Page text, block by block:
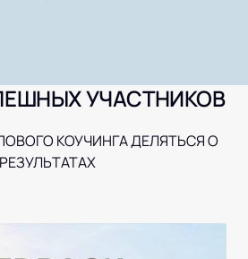
ОТЗЫВЫ УСПЕШНЫХ УЧАСТНИКОВ
КОУЧИНГА ДЕЛЯТЬСЯ О
РЕЗУЛЬТАТАХ